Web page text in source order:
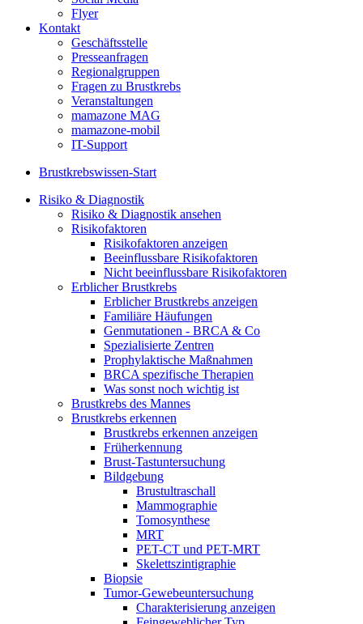
Flyer
Kontakt
Geschäftsstelle
Presseanfragen
Regionalgruppen
Fragen zu Brustkrebs
Veranstaltungen
mamazone MAG
mamazone-mobil
IT-Support
Brustkrebswissen-Start
Risiko & Diagnostik
Risiko & Diagnostik ansehen
Risikofaktoren
Risikofaktoren anzeigen
Beeinflussbare Risikofaktoren
Nicht beeinflussbare Risikofaktoren
Erblicher Brustkrebs
Erblicher Brustkrebs anzeigen
Familiäre Häufungen
Genmutationen - BRCA & Co
Spezialisierte Zentren
Prophylaktische Maßnahmen
BRCA spezifische Therapien
Was sonst noch wichtig ist
Brustkrebs des Mannes
Brustkrebs erkennen
Brustkrebs erkennen anzeigen
Früherkennung
Brust-Tastuntersuchung
Bildgebung
Brustultraschall
Mammographie
Tomosynthese
MRT
PET-CT und PET-MRT
Skelettszintigraphie
Biopsie
Tumor-Gewebeuntersuchung
Charakterisierung anzeigen